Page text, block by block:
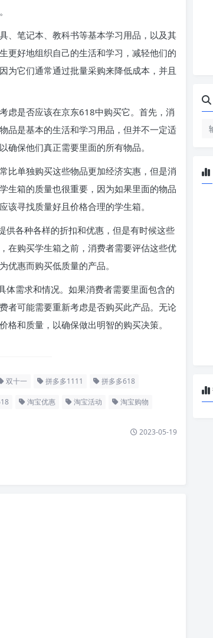
、笔记本、教科书等基本学习用品，以及其
更好地组织自己的生活和学习，减轻他们的
为它们通常通过批量采购来降低成本，并且
虑是否应该在京东618中购买它。首先，消
品是基本的生活和学习用品，但并不一定适
保他们真正需要里面的所有物品。
比单独购买这些物品更加经济实惠，但是消
生箱的质量也很重要，因为如果里面的物品
寻找质量好且价格合理的学生箱。
供各种各样的折扣和优惠，但是有时候这些
在购买学生箱之前，消费者需要评估这些优
惠而购买低质量的产品。
需求和情况。如果消费者需要里面包含的
者可能需要重新考虑是否购买此产品。无论
和质量，以确保做出明智的购买决策。
双十一 拼多多1111 拼多多618
淘宝优惠 淘宝活动 淘宝购物
2023-05-19